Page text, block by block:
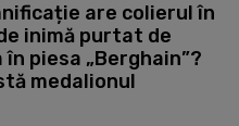
are colierul în
inimă purtat de
în piesa „Berghain”?
medalionul